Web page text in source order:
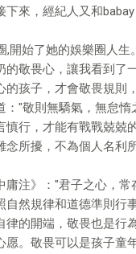
來，經紀人又和
開始了她的娛樂圈人生。
敬畏心，讓我看到了
孩子，才會敬畏規則
"敬則無驕氣，無怠惰
行，才能有戰戰兢兢
所擾，不為個人名利
注》："君子之心，常
然規律和道德準則行
的開端，敬畏也是行
。敬畏可以是孩子童